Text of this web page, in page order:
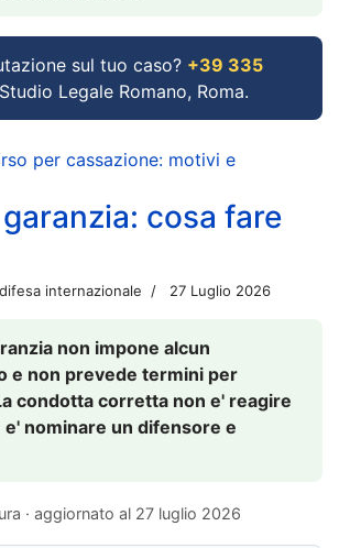
sul tuo caso? +39 335
Legale Romano, Roma.
per cassazione: motivi e
cosa fare
internazionale 27 Luglio 2026
non impone alcun
e non prevede termini per
condotta corretta non e' reagire
nominare un difensore e
· aggiornato al 27 luglio 2026